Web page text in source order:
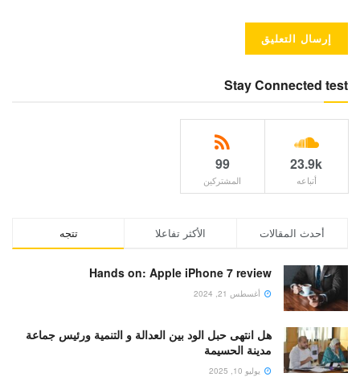
Stay Connected test
23.9k
أتباعه
99
المشتركين
تتجه الأكثر تفاعلا أحدث المقالات
Hands on: Apple iPhone 7 review
أغسطس 21, 2024
هل انتهى حبل الود بين العدالة و التنمية ورئيس جماعة
مدينة الحسيمة
يوليو 10, 2025